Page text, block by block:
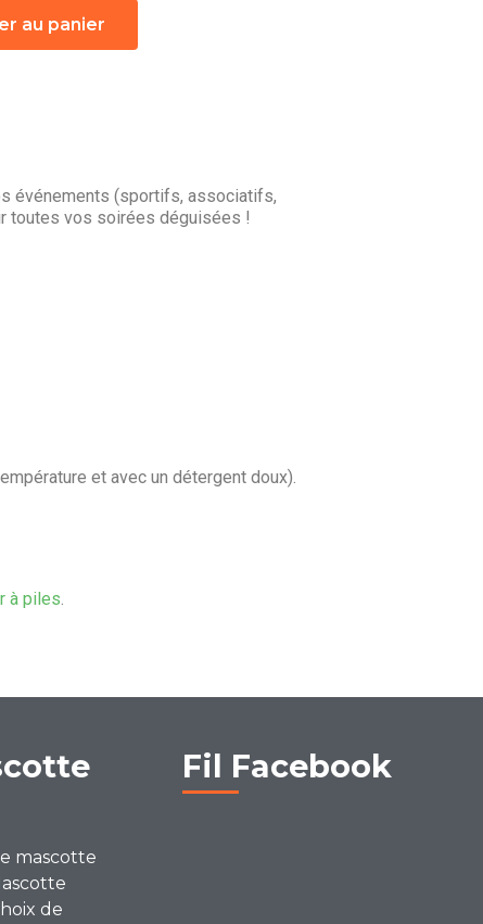
au panier
événements (sportifs, associatifs,
toutes vos soirées déguisées !
et avec un détergent doux).
à piles.
mascotte
de
Fil Facebook